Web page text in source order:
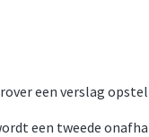
een verslag
een tweede